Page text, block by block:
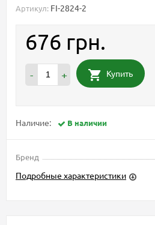
Артикул: FI-2824-2
676 грн.
- + Купить
Наличие: В наличии
Бренд
Подробные характеристики